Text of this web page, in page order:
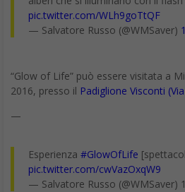
pic.twitter.com/WLh9goTtQF
— Salvatore Russo (@WMSaver)
“Glow of Life” può essere visitata a
2016, presso il Padiglione Visconti
—
Esperienza #GlowOfLife
pic.twitter.com/cwVazOxqW9
— Salvatore Russo (@WMSaver)